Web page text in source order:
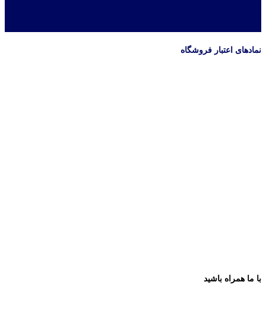
نمادهای اعتبار فروشگاه
با ما همراه باشید